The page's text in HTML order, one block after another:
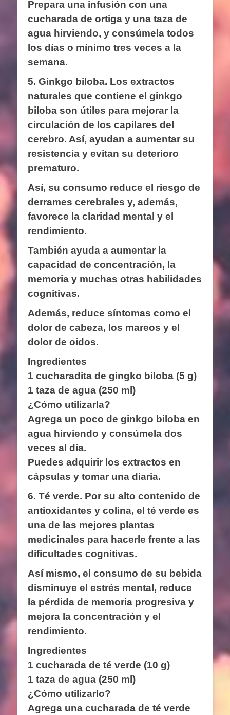
Prepara una infusión con una
cucharada de ortiga y una taza de
agua hirviendo, y consúmela todos
los días o mínimo tres veces a la
semana.
5. Ginkgo biloba. Los extractos
naturales que contiene el ginkgo
biloba son útiles para mejorar la
circulación de los capilares del
cerebro. Así, ayudan a aumentar su
resistencia y evitan su deterioro
prematuro.
Así, su consumo reduce el riesgo de
derrames cerebrales y, además,
favorece la claridad mental y el
rendimiento.
También ayuda a aumentar la
capacidad de concentración, la
memoria y muchas otras habilidades
cognitivas.
Además, reduce síntomas como el
dolor de cabeza, los mareos y el
dolor de oídos.
Ingredientes
1 cucharadita de gingko biloba (5 g)
1 taza de agua (250 ml)
¿Cómo utilizarla?
Agrega un poco de ginkgo biloba en
agua hirviendo y consúmela dos
veces al día.
Puedes adquirir los extractos en
cápsulas y tomar una diaria.
6. Té verde. Por su alto contenido de
antioxidantes y colina, el té verde es
una de las mejores plantas
medicinales para hacerle frente a las
dificultades cognitivas.
Así mismo, el consumo de su bebida
disminuye el estrés mental, reduce
la pérdida de memoria progresiva y
mejora la concentración y el
rendimiento.
Ingredientes
1 cucharada de té verde (10 g)
1 taza de agua (250 ml)
¿Cómo utilizarlo?
Agrega una cucharada de té verde